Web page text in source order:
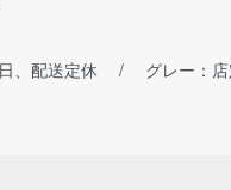
、配送定休 / グレー：店